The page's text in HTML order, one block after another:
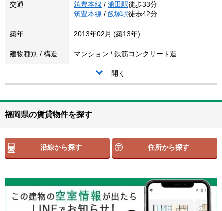
交通
筑豊本線 / 浦田駅徒歩33分
筑豊本線 / 飯塚駅徒歩42分
築年 2013年02月 (築13年)
建物種別 / 構造 マンション / 鉄筋コンクリート造
開く
福岡県の賃貸物件を探す
沿線から探す 住所から探す